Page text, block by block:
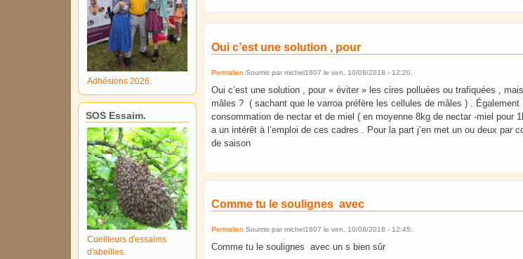
Oui c’est une solution , pour
Permalien Soumis parmichel1607 leven, 10/08/2018 - 12:20
Oui c’est une solution , pour « éviter » les cires polluées ou trafiquées ,
mâles ? ( sachant que le varroa préfère les cellules de mâles ) .
consommation de nectar et de miel ( en moyenne 8kg de nectar -miel
a un intérêt à l’emploi de ces cadres . Pour la part j’en met un ou deux par
de saison
Comme tu le soulignes avec
Permalien Soumis parmichel1607 leven, 10/08/2018 - 12:45
Comme tu le soulignes avec un s bien sûr
Adhésions 2026.
SOS Essaim.
Cueilleurs d'essaims
d'abeilles.